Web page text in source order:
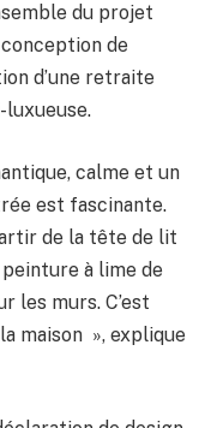
du projet
de
d’une retraite
calme et un
est fascinante.
de la tête de lit
à lime de
les murs. C’est
maison », explique